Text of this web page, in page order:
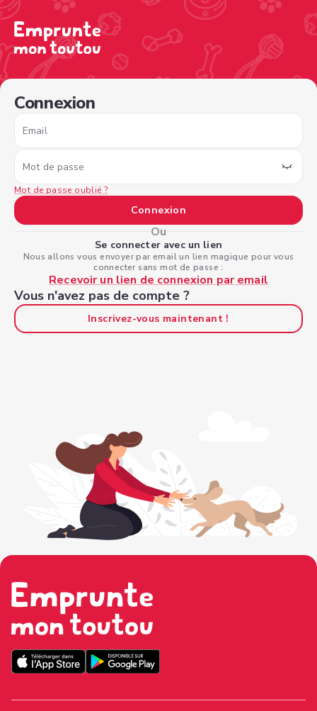
Connexion
Email
Mot de passe
Mot de passe oublié ?
Connexion
Ou
Se connecter avec un lien
Nous allons vous envoyer par email un lien magique pour vous
connecter sans mot de passe :
Recevoir un lien de connexion par email
Vous n'avez pas de compte ?
Inscrivez-vous maintenant !
/sign-in?nextPage=%2Fview-profile%2F28ca81fb-cc87-